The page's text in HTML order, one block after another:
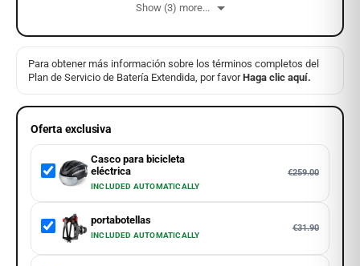
Oferta exclusiva
Casco para bicicleta
eléctrica
INCLUDED AUTOMATICALLY
€259.00
portabotellas
INCLUDED AUTOMATICALLY
€31.90
Show (3) more...
Para obtener más información sobre los términos completos del
Plan de Servicio de Batería Extendida, por favorHaga clic aquí.